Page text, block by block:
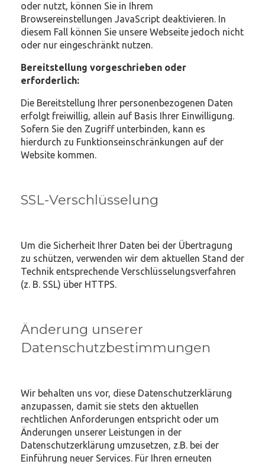
oder nutzt, können Sie in Ihrem
Browsereinstellungen JavaScript deaktivieren. In
diesem Fall können Sie unsere Webseite jedoch nicht
oder nur eingeschränkt nutzen.
Bereitstellung vorgeschrieben oder
erforderlich:
Die Bereitstellung Ihrer personenbezogenen Daten
erfolgt freiwillig, allein auf Basis Ihrer Einwilligung.
Sofern Sie den Zugriff unterbinden, kann es
hierdurch zu Funktionseinschränkungen auf der
Website kommen.
SSL-Verschlüsselung
Um die Sicherheit Ihrer Daten bei der Übertragung
zu schützen, verwenden wir dem aktuellen Stand der
Technik entsprechende Verschlüsselungsverfahren
(z. B. SSL) über HTTPS.
Änderung unserer
Datenschutzbestimmungen
Wir behalten uns vor, diese Datenschutzerklärung
anzupassen, damit sie stets den aktuellen
rechtlichen Anforderungen entspricht oder um
Änderungen unserer Leistungen in der
Datenschutzerklärung umzusetzen, z.B. bei der
Einführung neuer Services. Für Ihren erneuten